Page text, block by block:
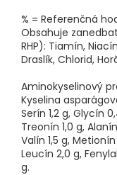
% = Referenčná
Obsahuje
RHP): Tiamín,
Draslík, Chlorid,
Aminokyselinový
Kyselina
Serín 1,2 g, Glycín
Treonín 1,0 g,
Valín 1,5 g,
Leucín 2,0 g,
g.